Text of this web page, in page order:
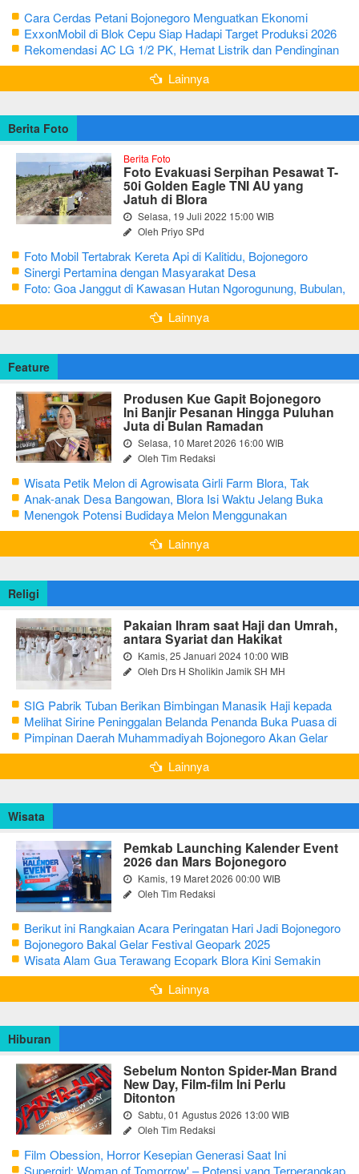
Cara Cerdas Petani Bojonegoro Menguatkan Ekonomi
Keluarga
ExxonMobil di Blok Cepu Siap Hadapi Target Produksi 2026
Rekomendasi AC LG 1/2 PK, Hemat Listrik dan Pendinginan
Maksimal
Lainnya
Berita Foto
Berita Foto
Foto Evakuasi Serpihan Pesawat T-
50i Golden Eagle TNI AU yang
Jatuh di Blora
Selasa, 19 Juli 2022 15:00 WIB
Oleh Priyo SPd
Foto Mobil Tertabrak Kereta Api di Kalitidu, Bojonegoro
Sinergi Pertamina dengan Masyarakat Desa
Foto: Goa Janggut di Kawasan Hutan Ngorogunung, Bubulan,
Bojonegoro
Lainnya
Feature
Produsen Kue Gapit Bojonegoro
Ini Banjir Pesanan Hingga Puluhan
Juta di Bulan Ramadan
Selasa, 10 Maret 2026 16:00 WIB
Oleh Tim Redaksi
Wisata Petik Melon di Agrowisata Girli Farm Blora, Tak
Sampai 5 Hari Sudah Ludes Terjual
Anak-anak Desa Bangowan, Blora Isi Waktu Jelang Buka
Puasa dengan Latihan Gamelan
Menengok Potensi Budidaya Melon Menggunakan
Greenhouse di Bojonegoro
Lainnya
Religi
Pakaian Ihram saat Haji dan Umrah,
antara Syariat dan Hakikat
Kamis, 25 Januari 2024 10:00 WIB
Oleh Drs H Sholikin Jamik SH MH
SIG Pabrik Tuban Berikan Bimbingan Manasik Haji kepada
CJH Kabupaten Tuban
Melihat Sirine Peninggalan Belanda Penanda Buka Puasa di
Pendopo Bupati Blora
Pimpinan Daerah Muhammadiyah Bojonegoro Akan Gelar
Salat Iduladha 9 Juli 2022
Lainnya
Wisata
Pemkab Launching Kalender Event
2026 dan Mars Bojonegoro
Kamis, 19 Maret 2026 00:00 WIB
Oleh Tim Redaksi
Berikut ini Rangkaian Acara Peringatan Hari Jadi Bojonegoro
Ke-348 Tahun 2025
Bojonegoro Bakal Gelar Festival Geopark 2025
Wisata Alam Gua Terawang Ecopark Blora Kini Semakin
Menarik
Lainnya
Hiburan
Sebelum Nonton Spider-Man Brand
New Day, Film-film Ini Perlu
Ditonton
Sabtu, 01 Agustus 2026 13:00 WIB
Oleh Tim Redaksi
Film Obession, Horror Kesepian Generasi Saat Ini
Supergirl: Woman of Tomorrow' – Potensi yang Terperangkap